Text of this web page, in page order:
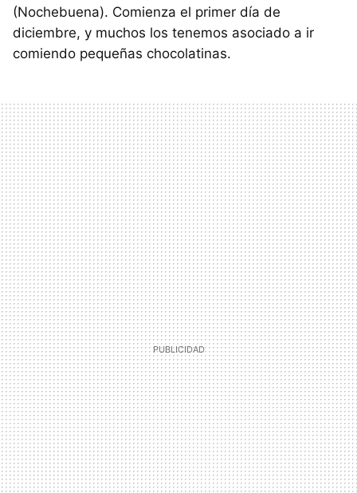
(Nochebuena). Comienza el primer día de
diciembre, y muchos los tenemos asociado a ir
comiendo pequeñas chocolatinas.